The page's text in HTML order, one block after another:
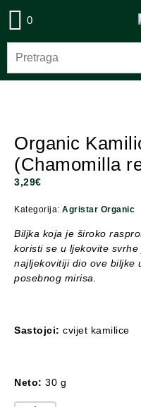
0
Organic
(Chamomilla
3,29€
Kategorija: Agristar Organic
Biljka koja je široko
koristi se u ljekovite
najljekovitiji dio ove biljke
posebnog mirisa.
Sastojci: cvijet kamilice
Neto: 30 g